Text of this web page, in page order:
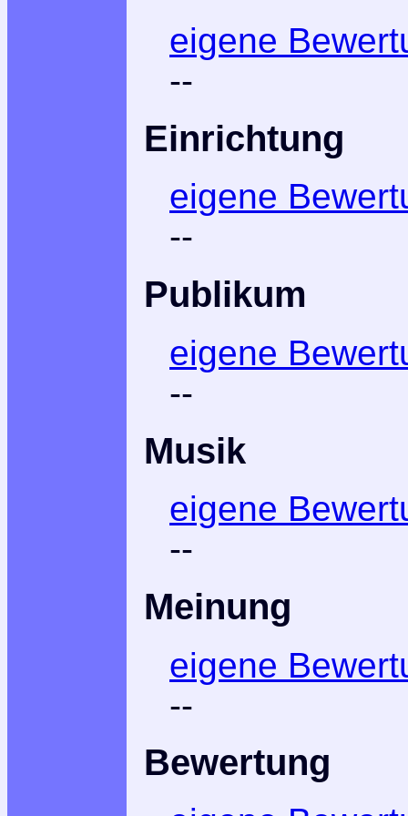
eigene
--
Einrichtung
eigene
--
Publikum
eigene
--
Musik
eigene
--
Meinung
eigene
--
Bewertung